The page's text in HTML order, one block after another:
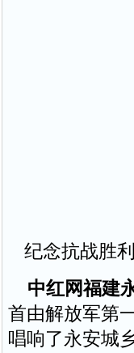
纪念抗战胜
中红网福建
首由解放军第
唱响了永安城